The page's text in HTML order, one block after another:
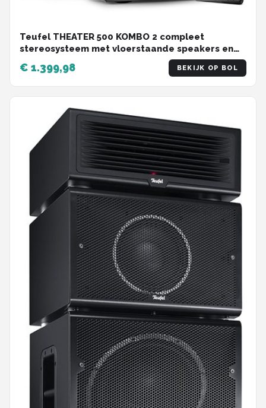
Teufel THEATER 500 KOMBO 2 compleet
stereosysteem met vloerstaande speakers en
cd-receiver - Bluetooth, WLAN, DAB+, CD-speler
€ 1.399,98 BEKIJK OP BOL